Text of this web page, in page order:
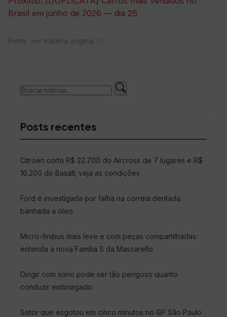
Post
Brasil em junho de 2026 — dia 26
Fonte: ver matéria original
Buscar
Buscar
Posts recentes
Citroën corta R$ 22.700 do Aircross de 7 lugares e R$
16.200 do Basalt; veja as condições
Ford é investigada por falha na correia dentada
banhada a óleo
Micro-ônibus mais leve e com peças compartilhadas:
entenda a nova Família S da Mascarello
Dirigir com sono pode ser tão perigoso quanto
conduzir embriagado
Setor que esgotou em cinco minutos no GP São Paulo